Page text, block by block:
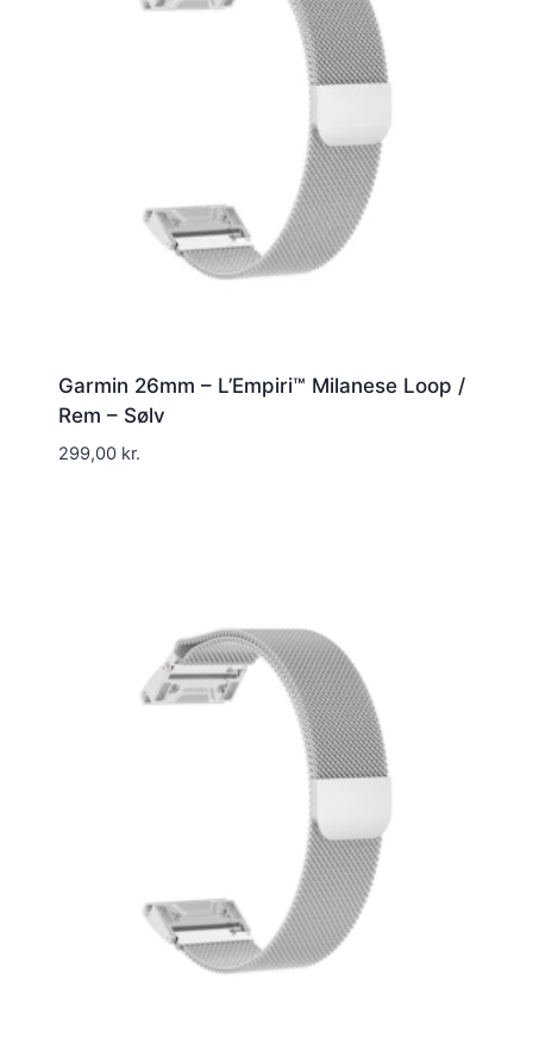
Garmin 26mm – L’Empiri™ Milanese Loop /
Rem – Sølv
299,00 kr.